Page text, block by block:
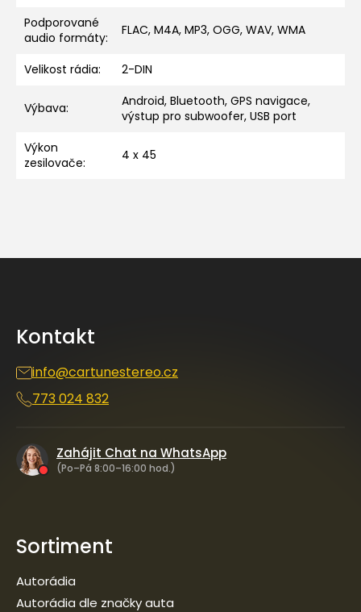
Podporované
audio formáty: FLAC, M4A, MP3, OGG, WAV, WMA
Velikost rádia: 2-DIN
Výbava:
Android, Bluetooth, GPS navigace,
výstup pro subwoofer, USB port
Výkon
zesilovače: 4 x 45
Kontakt
info@cartunestereo.cz
773 024 832
Zahájit Chat na WhatsApp
(Po–Pá 8:00–16:00 hod.)
Sortiment
Autorádia
Autorádia dle značky auta